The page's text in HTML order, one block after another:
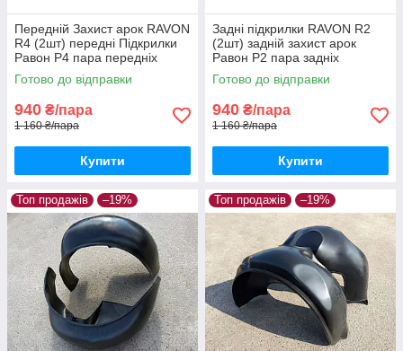
Передній Захист арок RAVON
R4 (2шт) передні Підкрилки
Равон Р4 пара передніх
Готово до відправки
940 ₴/пара
1 160 ₴/пара
Купити
Задні підкрилки RAVON R2
(2шт) задній захист арок
Равон Р2 пара задніх
Готово до відправки
940 ₴/пара
1 160 ₴/пара
Купити
Топ продажів –19% Топ продажів –19%